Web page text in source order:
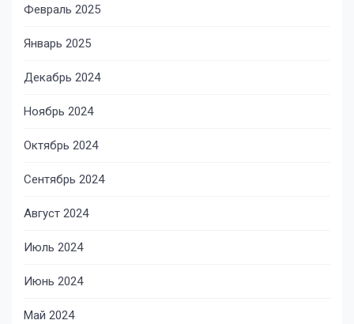
Февраль 2025
Январь 2025
Декабрь 2024
Ноябрь 2024
Октябрь 2024
Сентябрь 2024
Август 2024
Июль 2024
Июнь 2024
Май 2024